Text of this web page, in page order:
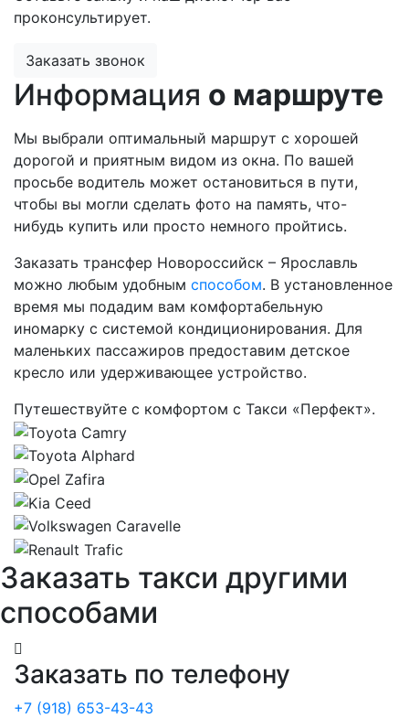
проконсультирует.
Заказать звонок
Информация о маршруте
Мы выбрали оптимальный маршрут с хорошей
дорогой и приятным видом из окна. По вашей
просьбе водитель может остановиться в пути,
чтобы вы могли сделать фото на память, что-
нибудь купить или просто немного пройтись.
Заказать трансфер Новороссийск – Ярославль
можно любым удобным способом. В установленное
время мы подадим вам комфортабельную
иномарку с системой кондиционирования. Для
маленьких пассажиров предоставим детское
кресло или удерживающее устройство.
Путешествуйте с комфортом с Такси «Перфект».
Заказать такси другими
способами
Заказать по телефону
+7 (918) 653-43-43